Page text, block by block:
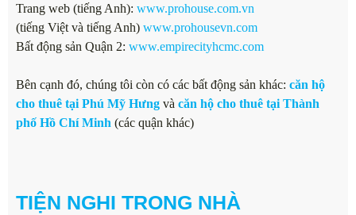
Trang web (tiếng Anh): www.prohouse.com.vn
(tiếng Việt và tiếng Anh) www.prohousevn.com
Bất động sản Quận 2: www.empirecityhcmc.com
Bên cạnh đó, chúng tôi còn có các bất động sản khác: căn hộ
cho thuê tại Phú Mỹ Hưng và căn hộ cho thuê tại Thành
phố Hồ Chí Minh (các quận khác)
TIỆN NGHI TRONG NHÀ